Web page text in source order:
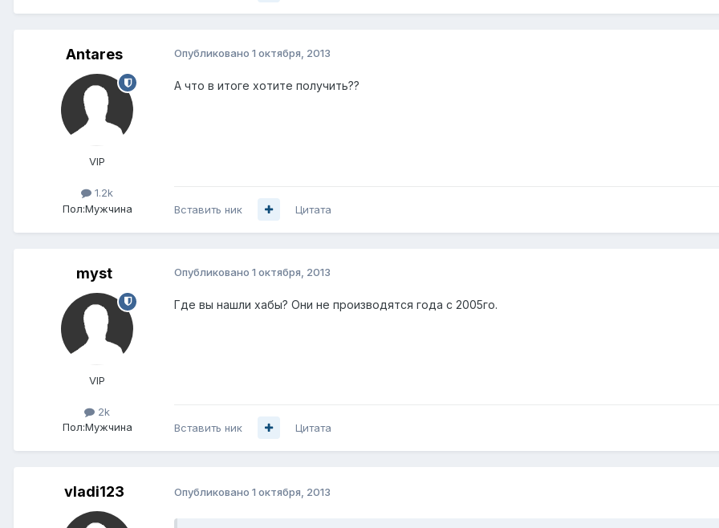
Antares
VIP
1.2k
Пол:Мужчина
Опубликовано 1 октября, 2013
А что в итоге хотите получить??
Вставить ник Цитата
myst
VIP
2k
Пол:Мужчина
Опубликовано 1 октября, 2013
Где вы нашли хабы? Они не производятся года с 2005го.
Вставить ник Цитата
vladi123 Опубликовано 1 октября, 2013